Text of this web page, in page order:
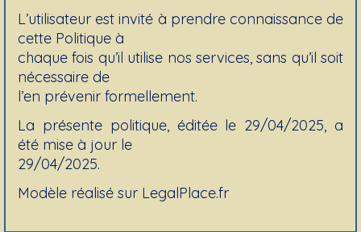
L’utilisateur est invité à prendre connaissance de
cette Politique à
chaque fois qu’il utilise nos services, sans qu’il soit
nécessaire de
l’en prévenir formellement.
La présente politique, éditée le 29/04/2025, a
été mise à jour le
29/04/2025.
Modèle réalisé sur LegalPlace.fr